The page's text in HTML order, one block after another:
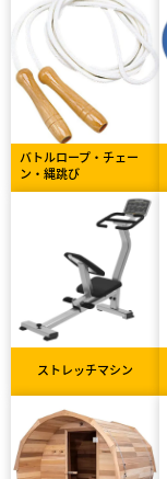
バトルロープ・チェー
ン・縄跳び
ストレッチマシン